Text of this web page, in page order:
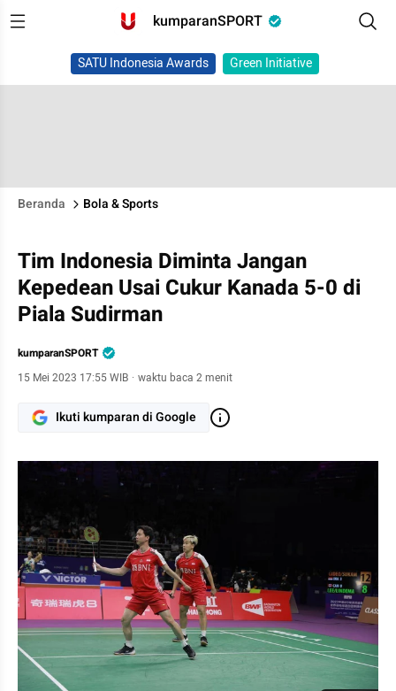
kumparanSPORT
SATU Indonesia Awards Green Initiative
Beranda Bola & Sports
Tim Indonesia Diminta Jangan
Kepedean Usai Cukur Kanada 5-0 di
Piala Sudirman
kumparanSPORT
15 Mei 2023 17:55 WIB · waktu baca 2 menit
Ikuti kumparan di Google